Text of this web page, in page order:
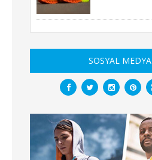
SOSYAL MEDYA